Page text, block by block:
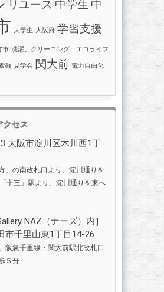
リユース 中学生 中
大学生 大阪府 学習支援
市 洗濯、クリーニング、エコライフ
麺 見学会 関大前 電力自由化
クセス
大阪市淀川区木川西1丁
」の南改札口より、淀川通りを
十三」駅より、淀川通りを東へ
NAZ（ナーズ） 内］
市千里山東1丁目14-26
阪急千里線・関大前駅北改札口
５分